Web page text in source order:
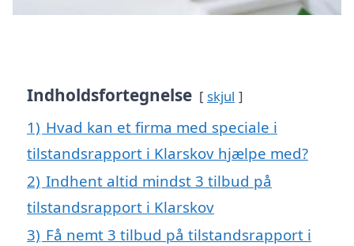
Indholdsfortegnelse skjul
1) Hvad kan et firma med speciale i
tilstandsrapport i Klarskov hjælpe med?
2) Indhent altid mindst 3 tilbud på
tilstandsrapport i Klarskov
3) Få nemt 3 tilbud på tilstandsrapport i